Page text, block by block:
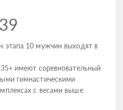
этапа 10 мужчин выходят в
имеют соревновательный
гимнастическими
с весами выше